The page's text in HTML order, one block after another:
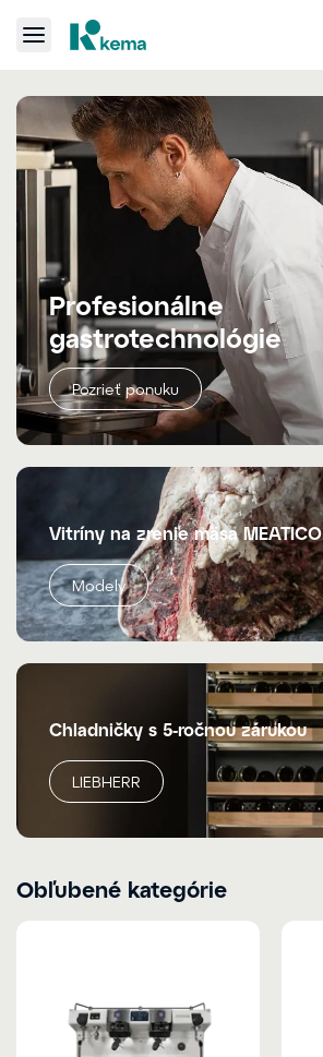
Profesionálne
gastrotechnológie
Pozrieť ponuku
Vitríny na zrenie mäsa MEATICO
Modely
Chladničky s 5-ročnou zárukou
LIEBHERR
Obľubené kategórie